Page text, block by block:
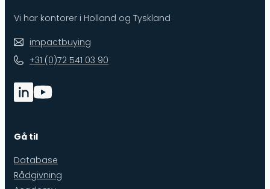
Vi har kontorer i Holland og Tyskland
impactbuying
+31 (0)72 541 03 90
Gå til
Database
Rådgivning